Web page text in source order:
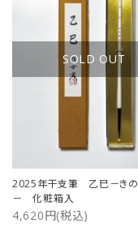
SOLD OUT
2025年干支筆 乙巳－きの
－ 化粧箱入
4,620円(税込)